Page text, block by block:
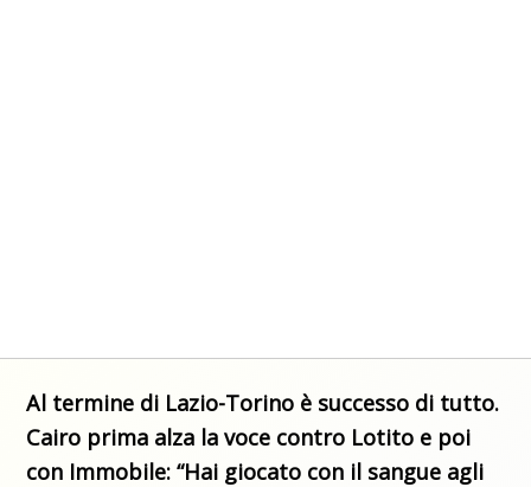
Al termine di Lazio-Torino è successo di tutto.
Cairo prima alza la voce contro Lotito e poi
con Immobile: “Hai giocato con il sangue agli